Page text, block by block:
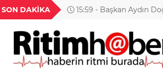
SON DAKİKA
15:59 - Başkan Aydın
18,1952
TND
16,2446
BGN